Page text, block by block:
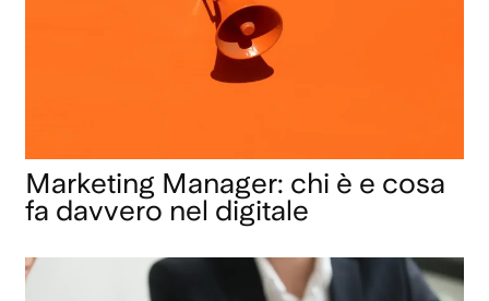
Marketing Manager: chi è e cosa
fa davvero nel digitale